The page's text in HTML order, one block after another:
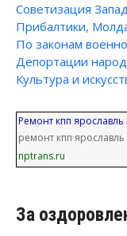
Советизация
Прибалтики,
По законам
Депортации
Культура и
Ремонт кпп
ремонт кпп
nptrans.ru
За